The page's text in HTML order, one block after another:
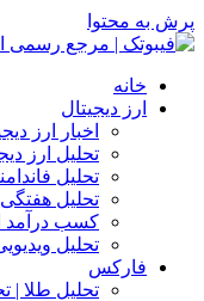
دیجیتال
اخبار ارز دیجیتال
تحلیل ارز دیجیتال
تحلیل فاندامنتال ارز
تحلیل هفتگی آنچین
کسب درآمد از بازی
تحلیل ویدیویی ارز
تحلیل طلا | تحلیل